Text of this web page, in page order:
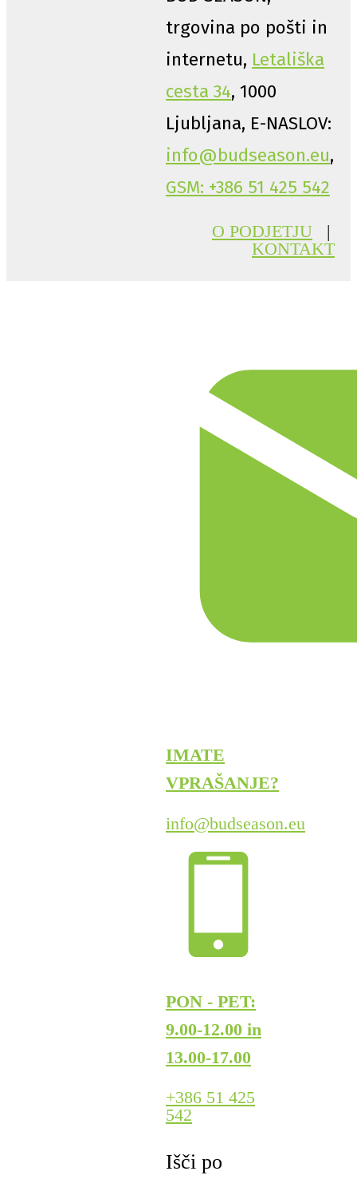
trgovina po pošti in
internetu, Letališka
cesta 34, 1000
Ljubljana, E-NASLOV:
info@budseason.eu,
GSM: +386 51 425 542
O PODJETJU |
KONTAKT
IMATE
VPRAŠANJE?
info@budseason.eu
PON - PET:
9.00-12.00 in
13.00-17.00
+386 51 425
542
Išči po